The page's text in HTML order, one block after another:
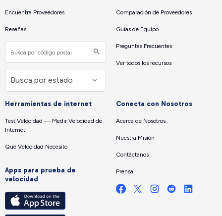
Encuentra Proveedores
Reseñas
Comparación de Proveedores
Guías de Equipo
Preguntas Frecuentes
Ver todos los recursos
Herramientas de internet
Test Velocidad — Medir Velocidad de
Internet
Que Velocidad Necesito
Apps para prueba de
velocidad
Conecta con Nosotros
Acerca de Nosotros
Nuestra Misión
Contáctanos
Prensa